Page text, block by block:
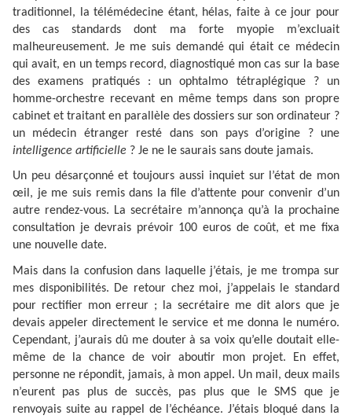
traditionnel, la télémédecine étant, hélas, faite à ce jour pour
des cas standards dont ma forte myopie m’excluait
malheureusement. Je me suis demandé qui était ce médecin
qui avait, en un temps record, diagnostiqué mon cas sur la base
des examens pratiqués : un ophtalmo tétraplégique ? un
homme-orchestre recevant en même temps dans son propre
cabinet et traitant en parallèle des dossiers sur son ordinateur ?
un médecin étranger resté dans son pays d’origine ? une
intelligence artificielle ? Je ne le saurais sans doute jamais.
Un peu désarçonné et toujours aussi inquiet sur l’état de mon
œil, je me suis remis dans la file d’attente pour convenir d’un
autre rendez-vous. La secrétaire m’annonça qu’à la prochaine
consultation je devrais prévoir 100 euros de coût, et me fixa
une nouvelle date.
Mais dans la confusion dans laquelle j’étais, je me trompa sur
mes disponibilités. De retour chez moi, j’appelais le standard
pour rectifier mon erreur ; la secrétaire me dit alors que je
devais appeler directement le service et me donna le numéro.
Cependant, j’aurais dû me douter à sa voix qu’elle doutait elle-
même de la chance de voir aboutir mon projet. En effet,
personne ne répondit, jamais, à mon appel. Un mail, deux mails
n’eurent pas plus de succès, pas plus que le SMS que je
renvoyais suite au rappel de l’échéance. J’étais bloqué dans la